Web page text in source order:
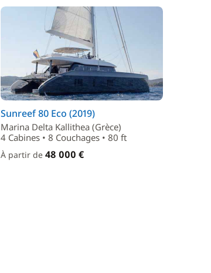
Sunreef 80 Eco (2019)
Marina Delta Kallithea (Grèce)
4 Cabines • 8 Couchages • 80 ft
À partir de 48 000 €